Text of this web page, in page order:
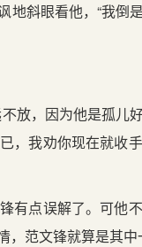
斜眼看他，“我倒
放，因为他是孤儿
，我劝你现在就收
有点误解了。可他
范文锋就算是其中